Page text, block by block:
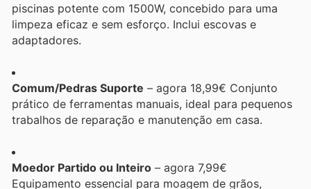
piscinas potente com 1500W, concebido para uma
limpeza eficaz e sem esforço. Inclui escovas e
adaptadores.
Comum/Pedras Suporte – agora 18,99€ Conjunto
prático de ferramentas manuais, ideal para pequenos
trabalhos de reparação e manutenção em casa.
Moedor Partido ou Inteiro – agora 7,99€
Equipamento essencial para moagem de grãos,